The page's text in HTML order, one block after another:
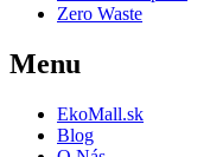
Zero Waste
Menu
EkoMall.sk
Blog